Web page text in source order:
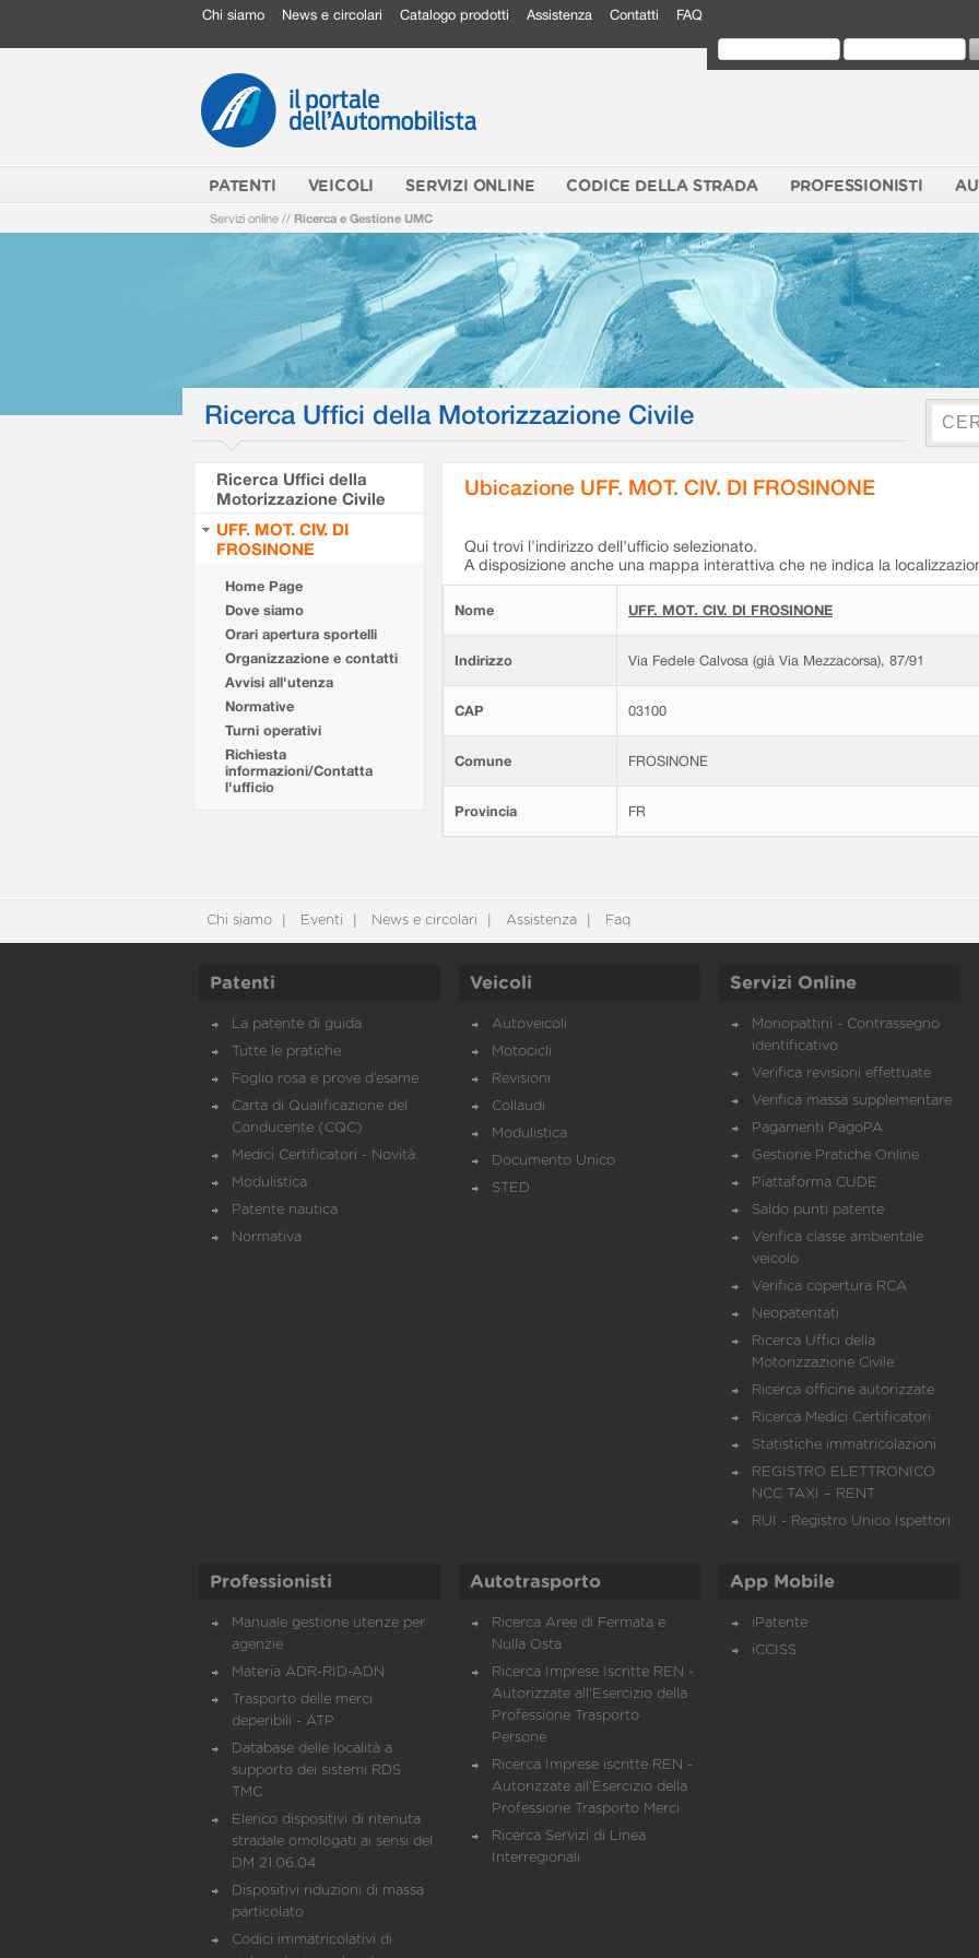
Chi siamo News e circolari Catalogo prodotti Assistenza Contatti FAQ
PATENTI VEICOLI SERVIZI ONLINE CODICE DELLA STRADA PROFESSIONISTI
Servizi online // Ricerca e Gestione UMC
Ricerca Uffici della Motorizzazione Civile
Ricerca Uffici della
Motorizzazione Civile
UFF. MOT. CIV. DI
FROSINONE
Home Page
Dove siamo
Orari apertura sportelli
Organizzazione e contatti
Avvisi all'utenza
Normative
Turni operativi
Richiesta
informazioni/Contatta
l'ufficio
Ubicazione UFF. MOT. CIV. DI FROSINONE
Qui trovi l'indirizzo dell'ufficio selezionato.
A disposizione anche una mappa interattiva che ne indica la
Nome UFF. MOT. CIV. DI FROSINONE
Indirizzo Via Fedele Calvosa (già Via Mezzacorsa), 87/91
CAP 03100
Comune FROSINONE
Provincia FR
Chi siamo Eventi News e circolari Assistenza Faq
Patenti
La patente di guida
Tutte le pratiche
Foglio rosa e prove d’esame
Carta di Qualificazione del
Conducente (CQC)
Medici Certificatori - Novità
Modulistica
Patente nautica
Normativa
Veicoli
Autoveicoli
Motocicli
Revisioni
Collaudi
Modulistica
Documento Unico
STED
Servizi Online
Monopattini - Contrassegno
identificativo
Verifica revisioni effettuate
Verifica massa supplementare
Pagamenti PagoPA
Gestione Pratiche Online
Piattaforma CUDE
Saldo punti patente
Verifica classe ambientale
veicolo
Verifica copertura RCA
Neopatentati
Ricerca Uffici della
Motorizzazione Civile
Ricerca officine autorizzate
Ricerca Medici Certificatori
Statistiche immatricolazioni
REGISTRO ELETTRONICO
NCC TAXI – RENT
RUI - Registro Unico Ispettori
Professionisti
Manuale gestione utenze per
agenzie
Materia ADR-RID-ADN
Trasporto delle merci
deperibili - ATP
Database delle località a
supporto dei sistemi RDS
TMC
Elenco dispositivi di ritenuta
stradale omologati ai sensi del
DM 21.06.04
Dispositivi riduzioni di massa
particolato
Codici immatricolativi di
Autotrasporto
Ricerca Aree di Fermata e
Nulla Osta
Ricerca Imprese Iscritte REN -
Autorizzate all'Esercizio della
Professione Trasporto
Persone
Ricerca Imprese iscritte REN -
Autorizzate all'Esercizio della
Professione Trasporto Merci
Ricerca Servizi di Linea
Interregionali
App Mobile
iPatente
iCCISS